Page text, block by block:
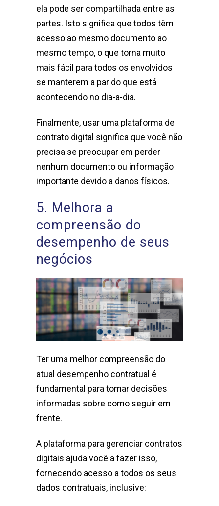
ela pode ser compartilhada entre as
partes. Isto significa que todos têm
acesso ao mesmo documento ao
mesmo tempo, o que torna muito
mais fácil para todos os envolvidos
se manterem a par do que está
acontecendo no dia-a-dia.
Finalmente, usar uma plataforma de
contrato digital significa que você não
precisa se preocupar em perder
nenhum documento ou informação
importante devido a danos físicos.
5. Melhora a
compreensão do
desempenho de seus
negócios
Ter uma melhor compreensão do
atual desempenho contratual é
fundamental para tomar decisões
informadas sobre como seguir em
frente.
A plataforma para gerenciar contratos
digitais ajuda você a fazer isso,
fornecendo acesso a todos os seus
dados contratuais, inclusive: